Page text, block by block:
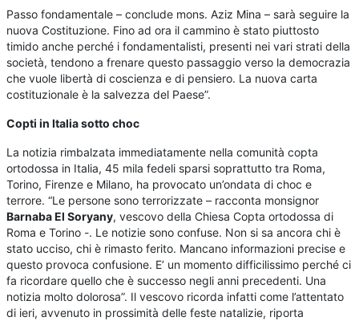
Passo fondamentale – conclude mons. Aziz Mina – sarà seguire la
nuova Costituzione. Fino ad ora il cammino è stato piuttosto
timido anche perché i fondamentalisti, presenti nei vari strati della
società, tendono a frenare questo passaggio verso la democrazia
che vuole libertà di coscienza e di pensiero. La nuova carta
costituzionale è la salvezza del Paese”.
Copti in Italia sotto choc
La notizia rimbalzata immediatamente nella comunità copta
ortodossa in Italia, 45 mila fedeli sparsi soprattutto tra Roma,
Torino, Firenze e Milano, ha provocato un’ondata di choc e
terrore. “Le persone sono terrorizzate – racconta monsignor
Barnaba El Soryany, vescovo della Chiesa Copta ortodossa di
Roma e Torino -. Le notizie sono confuse. Non si sa ancora chi è
stato ucciso, chi è rimasto ferito. Mancano informazioni precise e
questo provoca confusione. E’ un momento difficilissimo perché ci
fa ricordare quello che è successo negli anni precedenti. Una
notizia molto dolorosa”. Il vescovo ricorda infatti come l’attentato
di ieri, avvenuto in prossimità delle feste natalizie, riporta